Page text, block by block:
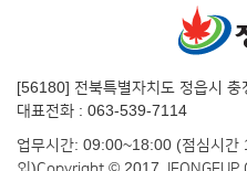
[56180] 전북특별자치도 정읍시
대표전화 : 063-539-7114
업무시간: 09:00~18:00 (점심시간